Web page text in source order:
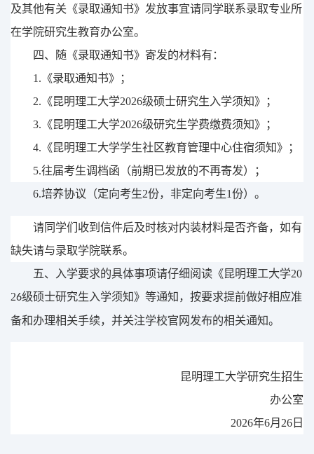
及其他有关《录取通知书》发放事宜请同学联系录取专业所
在学院研究生教育办公室。
四、随《录取通知书》寄发的材料有：
1. 《录取通知书》；
2. 《昆明理工大学2026级硕士研究生入学须知》；
3. 《昆明理工大学2026级研究生学费缴费须知》；
4. 《昆明理工大学学生社区教育管理中心住宿须知》；
5.往届考生调档函（前期已发放的不再寄发）
；
6.培养协议（定向考生2份，非定向考生1份）。
请同学们收到信件后及时核对内装材料是否齐备，如有
缺失请与录取学院联系。
五、入学要求的具体事项请仔细阅读《昆明理工大学20
26级硕士研究生入学须知》 等通知 ，按要求提前做好相应准
备和办理相关手续， 并关注学校官网发布的相关通知。
昆明理工大学研究生招生
办公室
2026年6月 26 日